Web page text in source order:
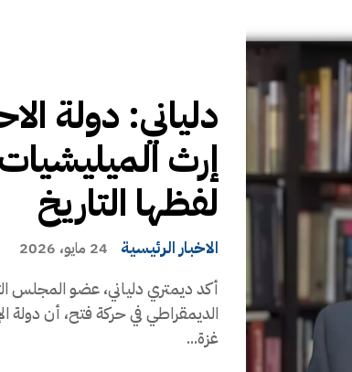
دلياني: دولة
إرث
لفظها التاريخ
الاخبار الرئيسية 24 مايو، 2026
أكد ديمتري دلياني، عضو المجلس
الديمقراطي في حركة فتح، أن دولة
غزة...